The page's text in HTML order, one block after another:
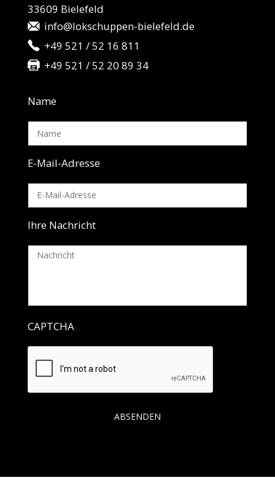
33609 Bielefeld
info@lokschuppen-bielefeld.de
+49 521 / 52 16 811
+49 521 / 52 20 89 34
Name
E-Mail-Adresse
Ihre Nachricht
CAPTCHA